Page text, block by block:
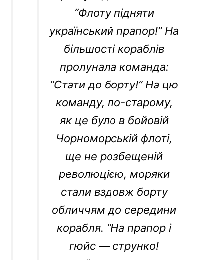
“Флоту підняти
український прапор!” На
більшості кораблів
пролунала команда:
“Стати до борту!” На цю
команду, по-старому,
як це було в бойовій
Чорноморській флоті,
ще не розбещеній
революцією, моряки
стали вздовж борту
обличчям до середини
корабля. “На прапор і
гюйс — струнко!